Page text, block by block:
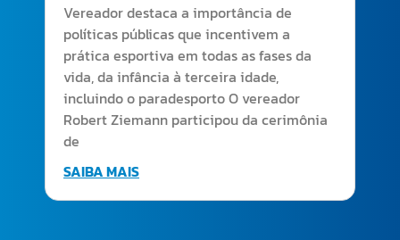
Vereador destaca a importância de
políticas públicas que incentivem a
prática esportiva em todas as fases da
vida, da infância à terceira idade,
incluindo o paradesporto O vereador
Robert Ziemann participou da cerimônia
de
SAIBA MAIS